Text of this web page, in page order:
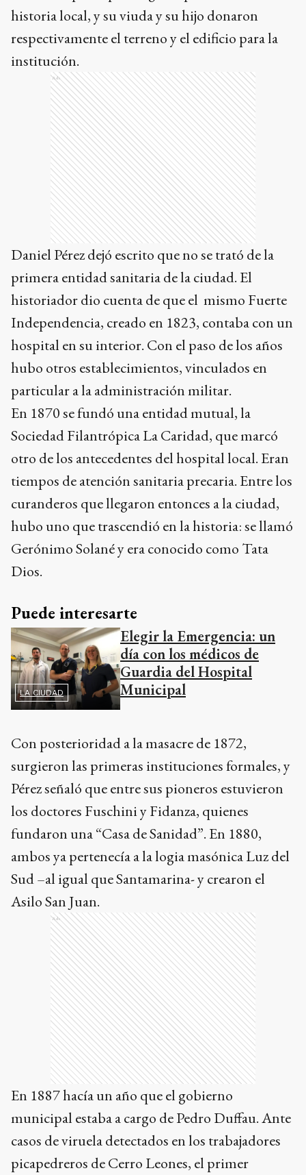
historia local, y su viuda y su hijo donaron
respectivamente el terreno y el edificio para la
institución.
Ads
Daniel Pérez dejó escrito que no se trató de la
primera entidad sanitaria de la ciudad. El
historiador dio cuenta de que el mismo Fuerte
Independencia, creado en 1823, contaba con un
hospital en su interior. Con el paso de los años
hubo otros establecimientos, vinculados en
particular a la administración militar.
En 1870 se fundó una entidad mutual, la
Sociedad Filantrópica La Caridad, que marcó
otro de los antecedentes del hospital local. Eran
tiempos de atención sanitaria precaria. Entre los
curanderos que llegaron entonces a la ciudad,
hubo uno que trascendió en la historia: se llamó
Gerónimo Solané y era conocido como Tata
Dios.
Puede interesarte
LA CIUDAD
Elegir la Emergencia: un
día con los médicos de
Guardia del Hospital
Municipal
Con posterioridad a la masacre de 1872,
surgieron las primeras instituciones formales, y
Pérez señaló que entre sus pioneros estuvieron
los doctores Fuschini y Fidanza, quienes
fundaron una “Casa de Sanidad”. En 1880,
ambos ya pertenecía a la logia masónica Luz del
Sud –al igual que Santamarina- y crearon el
Asilo San Juan.
Ads
En 1887 hacía un año que el gobierno
municipal estaba a cargo de Pedro Duffau. Ante
casos de viruela detectados en los trabajadores
picapedreros de Cerro Leones, el primer